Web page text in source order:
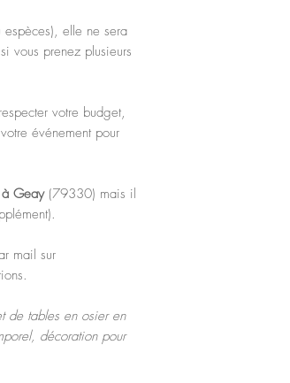
espèces), elle ne sera
vous prenez plusieurs
votre budget,
événement pour
à Geay(79330) mais il
mail sur
de tables en osier en
décoration pour